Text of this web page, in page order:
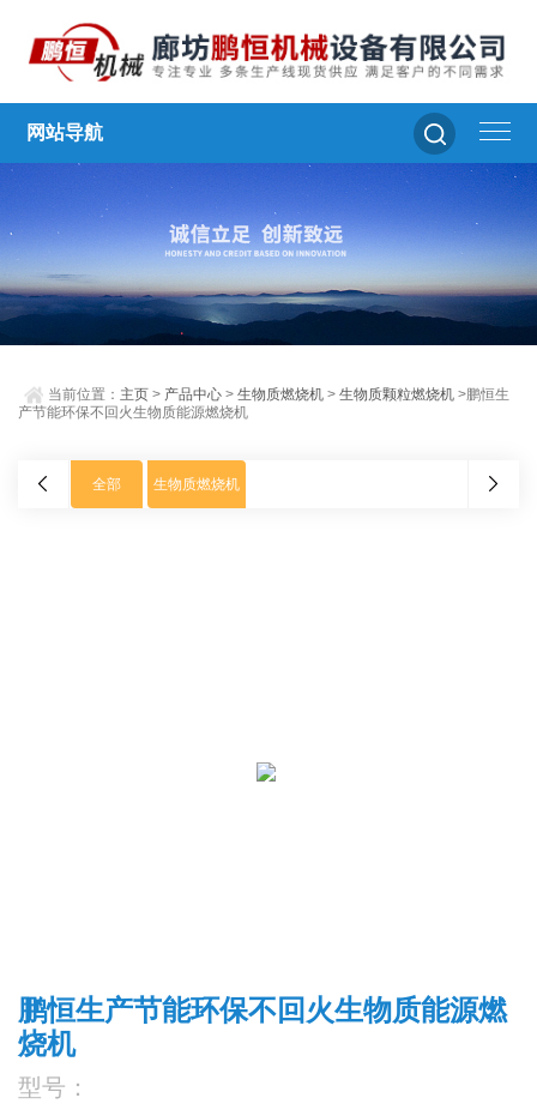
网站导航
当前位置： 主页 > 产品中心 >生物质燃烧机 >生物质颗粒燃烧机 >鹏恒生
产节能环保不回火生物质能源燃烧机
全部 生物质燃烧机
鹏恒生产节能环保不回火生物质能源燃
烧机
型号：